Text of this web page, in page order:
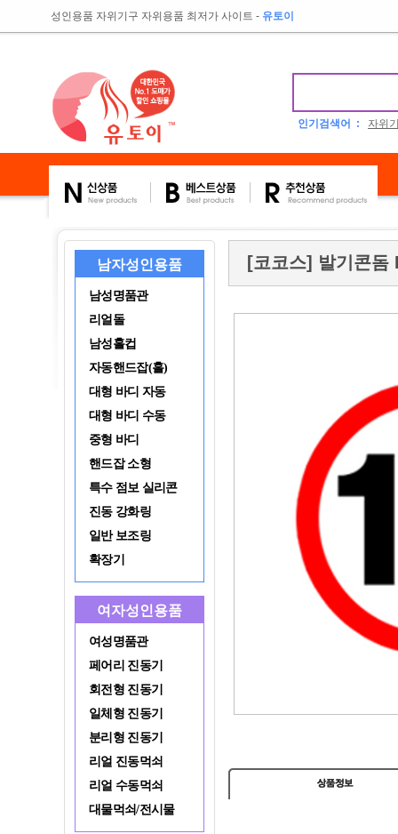
성인용품 자위기구 자위용품 최저가 사이트 - 유토이
인기검색어 : 자위
남자성인용품
남성명품관
리얼돌
남성홀컵
자동핸드잡(홀)
대형 바디 자동
대형 바디 수동
중형 바디
핸드잡 소형
특수 점보 실리콘
진동 강화링
일반 보조링
확장기
여자성인용품
여성명품관
페어리 진동기
회전형 진동기
일체형 진동기
분리형 진동기
리얼 진동먹쇠
리얼 수동먹쇠
대물먹쇠/전시물
[코코스] 발기콘돔